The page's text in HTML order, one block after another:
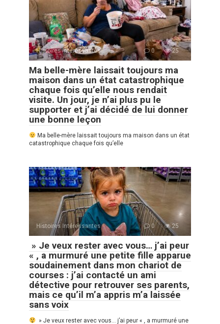
Histoires Intéressantes 0 25
Ma belle-mère laissait toujours ma
maison dans un état catastrophique
chaque fois qu’elle nous rendait
visite. Un jour, je n’ai plus pu le
supporter et j’ai décidé de lui donner
une bonne leçon
Ma belle-mère laissait toujours ma maison dans un état
catastrophique chaque fois qu’elle
Histoires Intéressantes 0 25
» Je veux rester avec vous… j’ai peur
« , a murmuré une petite fille apparue
soudainement dans mon chariot de
courses : j’ai contacté un ami
détective pour retrouver ses parents,
mais ce qu’il m’a appris m’a laissée
sans voix
» Je veux rester avec vous… j’ai peur « , a murmuré une